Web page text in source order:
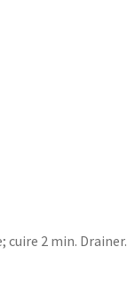
cuire 2 min. Drainer.